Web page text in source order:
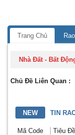
Trang Chủ
Nhà Đất - Bất
Chủ Đề Liên Quan :
NEW TIN
Mã Code Tiêu Đề